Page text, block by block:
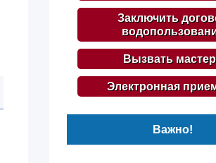
Заключить
Вызвать
Электронная
Важно!